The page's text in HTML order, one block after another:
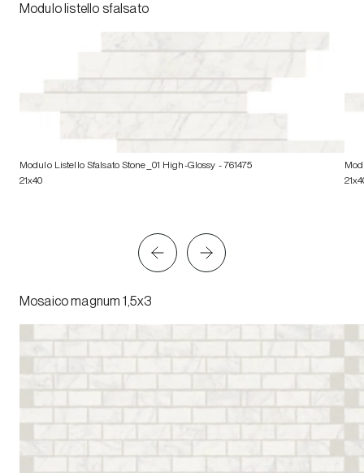
Modulo listello sfalsato
Modulo Listello Sfalsato Stone_01 High-Glossy - 761475
21x40
Mosaico magnum 1,5x3